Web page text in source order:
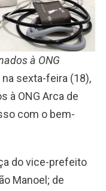
à ONG
sexta-feira (18),
à ONG Arca de
com o bem-
do vice-prefeito
Manoel; de